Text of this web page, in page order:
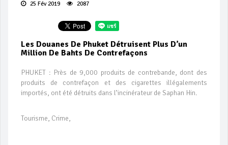
25 Fév 2019 2087
Les Douanes De Phuket Détruisent Plus D’un
Million De Bahts De Contrefaçons
PHUKET : Près de 9,000 produits de contrebande, dont des
produits de contrefaçon et des cigarettes illégalements
importés, ont été détruits dans l’incinérateur de Saphan Hin.
Tourisme, Crime,